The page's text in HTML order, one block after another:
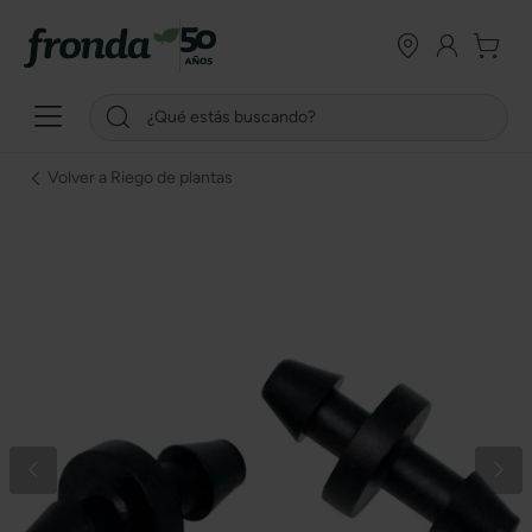
Volver a Riego de plantas